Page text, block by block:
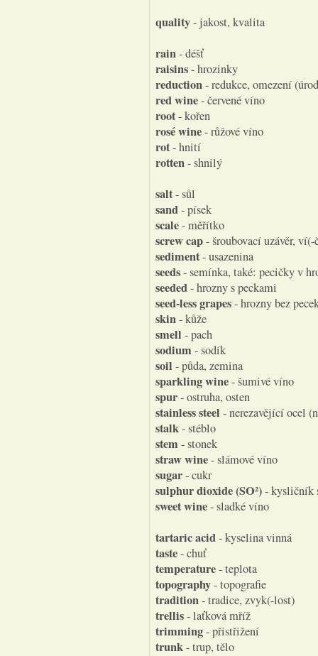
quality- jakost, kvalita
rain- déšť
raisins- hrozinky
reduction- redukce, omezení
red wine- červené víno
root- kořen
rosé wine- růžové víno
rot- hnití
rotten- shnilý
salt- sůl
sand- písek
scale- měřítko
screw cap- šroubovací uzávěr,
sediment- usazenina
seeds- semínka, také: pecičky v
seeded- hrozny s peckami
seed-less grapes- hrozny bez
skin- kůže
smell - pach
sodium- sodík
soil - půda, zemina
sparkling wine- šumivé víno
spur- ostruha, osten
stainless steel - nerezavějící ocel
stalk- stéblo
stem- stonek
straw wine- slámové víno
sugar- cukr
sulphur dioxide (SO²)- kysličník
sweet wine- sladké víno
tartaric acid- kyselina vinná
taste- chuť
temperature- teplota
topography- topografie
tradition- tradice, zvyk(-lost)
trellis- laťková mříž
trimming- přistřižení
trunk- trup, tělo